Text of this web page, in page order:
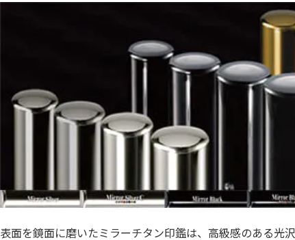
表面を鏡面に磨いたミラーチタン印鑑は、高級感のある光